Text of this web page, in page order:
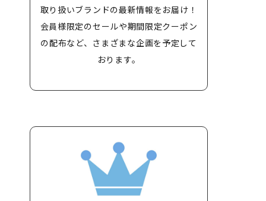
取り扱いブランドの最新情報をお届け！
会員様限定のセールや期間限定クーポン
の配布など、さまざまな企画を予定して
おります。